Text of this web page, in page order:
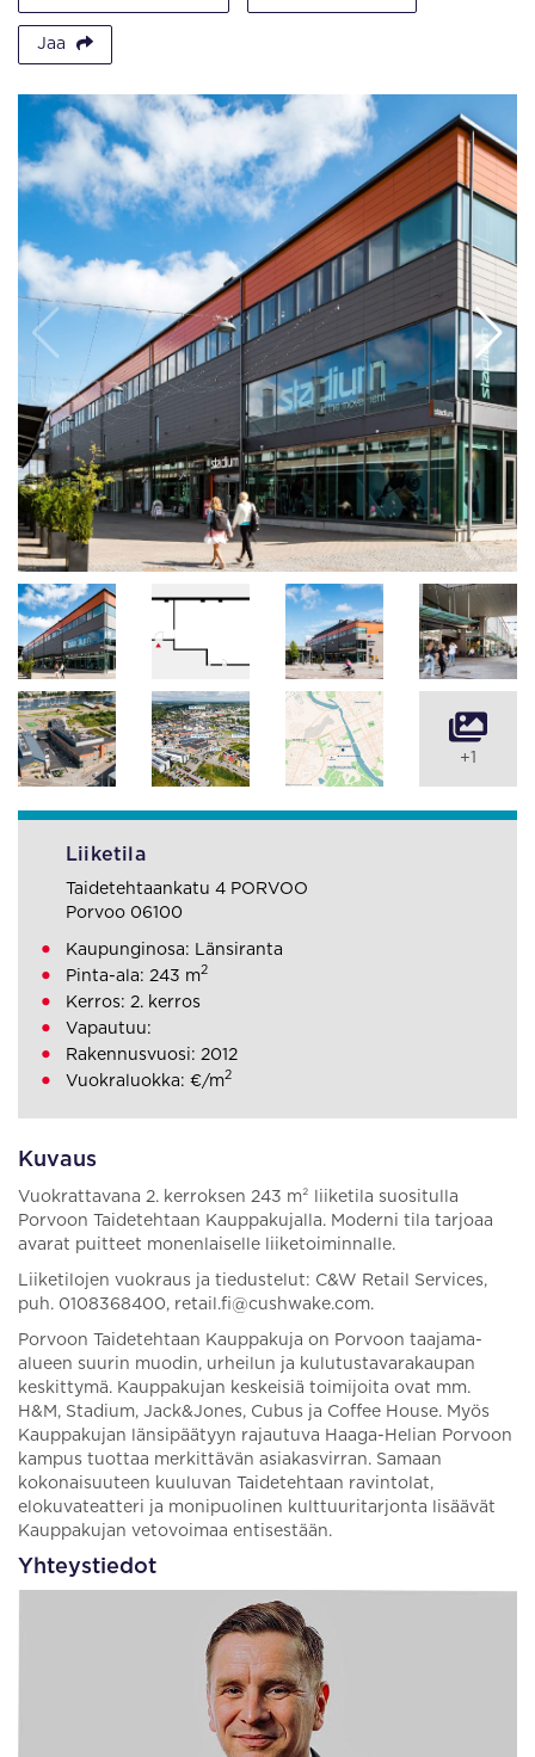
Jaa
Kuvaus
Vuokrattavana 2. kerroksen 243 m² liiketila suositulla
Porvoon Taidetehtaan Kauppakujalla. Moderni tila tarjoaa
avarat puitteet monenlaiselle liiketoiminnalle.
Liiketilojen vuokraus ja tiedustelut: C&W Retail Services,
puh. 0108368400, retail.fi@cushwake.com.
Porvoon Taidetehtaan Kauppakuja on Porvoon taajama-
alueen suurin muodin, urheilun ja kulutustavarakaupan
keskittymä. Kauppakujan keskeisiä toimijoita ovat mm.
H&M, Stadium, Jack&Jones, Cubus ja Coffee House. Myös
Kauppakujan länsipäätyyn rajautuva Haaga-Helian Porvoon
kampus tuottaa merkittävän asiakasvirran. Samaan
kokonaisuuteen kuuluvan Taidetehtaan ravintolat,
elokuvateatteri ja monipuolinen kulttuuritarjonta lisäävät
Kauppakujan vetovoimaa entisestään.
Yhteystiedot
+1
Liiketila
Taidetehtaankatu 4 PORVOO
Porvoo 06100
Kaupunginosa: Länsiranta
Pinta-ala: 243 m2
Kerros: 2. kerros
Vapautuu:
Rakennusvuosi: 2012
Vuokraluokka: €/m2